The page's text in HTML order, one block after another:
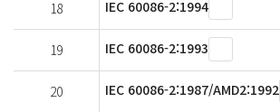
18 IEC 60086-2:1994
19 IEC 60086-2:1993
20 IEC 60086-2:1987/AMD2:1992